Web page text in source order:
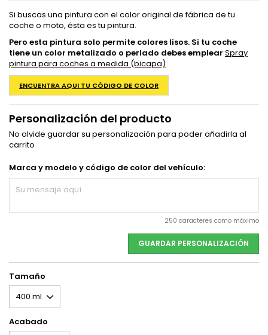
Si buscas una pintura con el color original de fábrica de tu
coche o moto, ésta es tu pintura.
Pero esta pintura solo permite colores lisos. Si tu coche
tiene un color metalizado o perlado debes emplear Spray
pintura para coches a medida (bicapa)
ENCUENTRA AQUI TU CÓDIGO DE COLOR
Personalización del producto
No olvide guardar su personalización para poder añadirla al
carrito
Marca y modelo y código de color del vehículo:
250 caracteres como máximo
GUARDAR PERSONALIZACIÓN
Tamaño
Acabado